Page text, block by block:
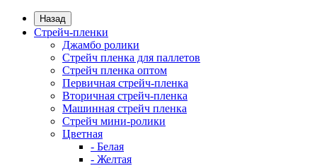
Назад
Стрейч-пленки
Джамбо ролики
Стрейч пленка для паллетов
Стрейч пленка оптом
Первичная стрейч-пленка
Вторичная стрейч-пленка
Машинная стрейч пленка
Стрейч мини-ролики
Цветная
- Белая
- Желтая